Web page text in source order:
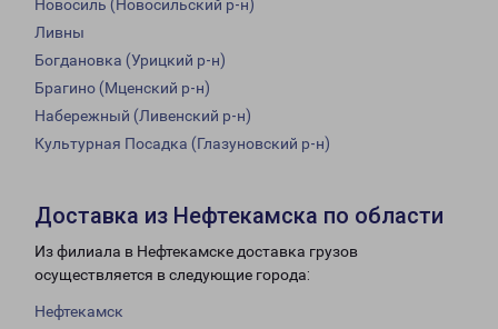
Новосиль (Новосильский р-н)
Ливны
Богдановка (Урицкий р-н)
Брагино (Мценский р-н)
Набережный (Ливенский р-н)
Культурная Посадка (Глазуновский р-н)
Доставка из Нефтекамска по области
Из филиала в Нефтекамске доставка грузов
осуществляется в следующие города:
Нефтекамск